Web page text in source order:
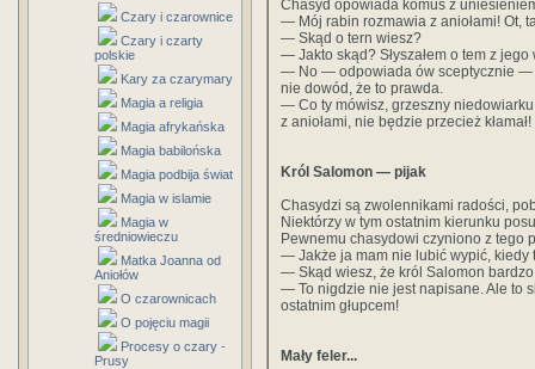
Czary i czarownice
Czary i czarty
polskie
Kary za czarymary
Magia a religia
Magia afrykańska
Magia babilońska
Magia podbija świat
Magia w islamie
Magia w
średniowieczu
Matka Joanna od
Aniołów
O czarownicach
O pojęciu magii
Procesy o czary -
Prusy
Chasyd opowiada komuś z
— Mój rabin rozmawia z aniołami! Ot,
— Skąd o tern wiesz?
— Jakto skąd? Słyszałem o tem z jego
— No — odpowiada ów sceptycznie —
nie dowód, że to prawda.
— Co ty mówisz, grzeszny
z aniołami, nie będzie przecież kłamał!
Król Salomon — pijak
Chasydzi są zwolennikami radości,
Niektórzy w tym ostatnim kierunku
Pewnemu chasydowi czyniono z tego
— Jakże ja mam nie lubić wypić, kiedy
— Skąd wiesz, że król Salomon
— To nigdzie nie jest napisane. Ale to
ostatnim głupcem!
Mały feler...